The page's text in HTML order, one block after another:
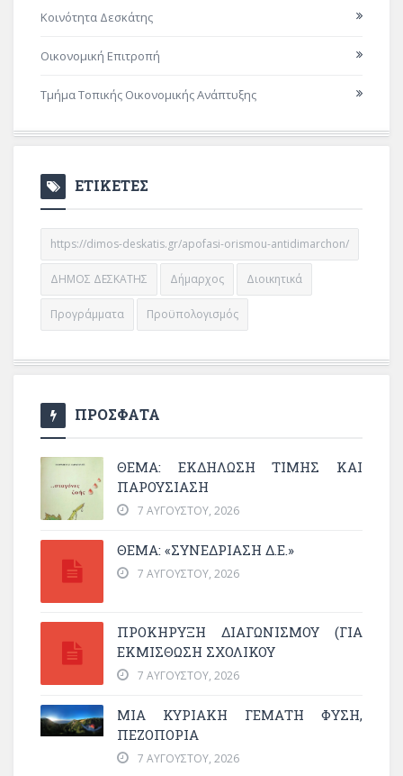
Κοινότητα Δεσκάτης
Οικονομική Επιτροπή
Τμήμα Τοπικής Οικονομικής Ανάπτυξης
ΕΤΙΚΕΤΕΣ
https://dimos-deskatis.gr/apofasi-orismou-antidimarchon/
ΔΗΜΟΣ ΔΕΣΚΑΤΗΣ Δήμαρχος Διοικητικά
Προγράμματα Προϋπολογισμός
ΠΡΟΣΦΑΤΑ
ΘΈΜΑ: ΕΚΔΉΛΩΣΗ ΤΙΜΉΣ ΚΑΙ
ΠΑΡΟΥΣΊΑΣΗ
7 ΑΥΓΟΎΣΤΟΥ, 2026
ΘΕΜΑ: «ΣΥΝΕΔΡΊΑΣΗ Δ.Ε.»
7 ΑΥΓΟΎΣΤΟΥ, 2026
ΠΡΟΚΗΡΥΞΗ ΔΙΑΓΩΝΙΣΜΟΥ (ΓΙΑ
ΕΚΜΊΣΘΩΣΗ ΣΧΟΛΙΚΟΎ
7 ΑΥΓΟΎΣΤΟΥ, 2026
ΜΙΑ ΚΥΡΙΑΚΉ ΓΕΜΆΤΗ ΦΎΣΗ,
ΠΕΖΟΠΟΡΊΑ
7 ΑΥΓΟΎΣΤΟΥ, 2026